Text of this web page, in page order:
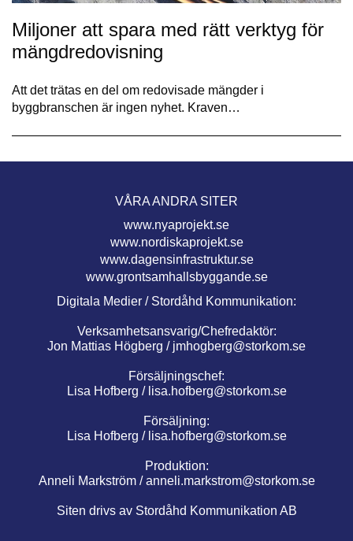
Miljoner att spara med rätt verktyg för
mängdredovisning
Att det trätas en del om redovisade mängder i
byggbranschen är ingen nyhet. Kraven…
VÅRA ANDRA SITER
www.nyaprojekt.se
www.nordiskaprojekt.se
www.dagensinfrastruktur.se
www.grontsamhallsbyggande.se
Digitala Medier / Stordåhd Kommunikation:
Verksamhetsansvarig/Chefredaktör:
Jon Mattias Högberg / jmhogberg@storkom.se
Försäljningschef:
Lisa Hofberg / lisa.hofberg@storkom.se
Försäljning:
Lisa Hofberg / lisa.hofberg@storkom.se
Produktion:
Anneli Markström /anneli.markstrom@storkom.se
Siten drivs av Stordåhd Kommunikation AB